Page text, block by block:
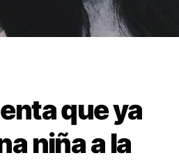
que ya
niña a la